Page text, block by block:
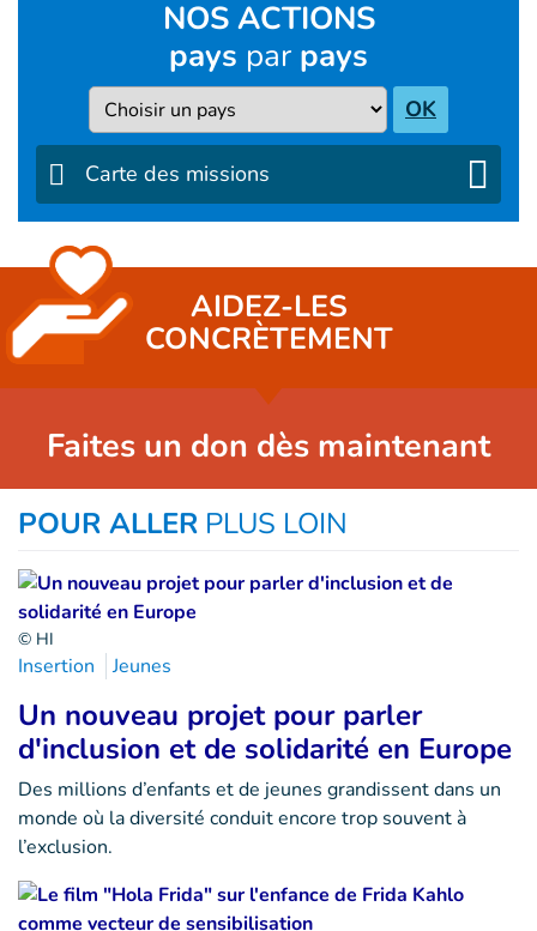
NOS ACTIONS
pays par pays
Pays OK
Carte des missions
AIDEZ-LES
CONCRÈTEMENT
Faites un don dès maintenant
POUR ALLER PLUS LOIN
© HI
Insertion Jeunes
Un nouveau projet pour parler
d'inclusion et de solidarité en Europe
Des millions d’enfants et de jeunes grandissent dans un
monde où la diversité conduit encore trop souvent à
l’exclusion.